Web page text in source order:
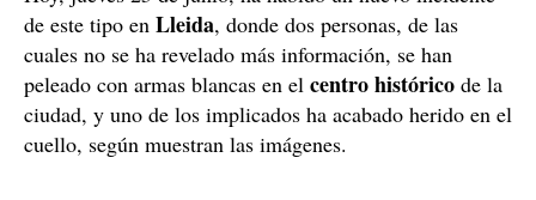
de este tipo en Lleida, donde dos personas, de las
cuales no se ha revelado más información, se han
peleado con armas blancas en el centro histórico de la
ciudad, y uno de los implicados ha acabado herido en el
cuello, según muestran las imágenes.